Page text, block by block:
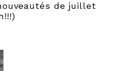
de juillet